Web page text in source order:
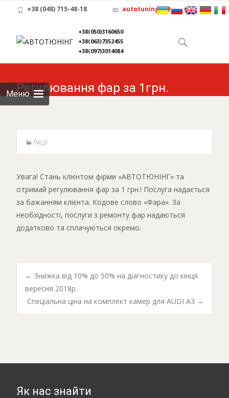
+38 (048) 715-48-18 autotuning-x@ukr.net
+38(050)3160650
+38(063)7352455
+38(097)3014084
Меню
content
Найти:
Регулювання фар за 1грн.
Акції
Увага! Стань клієнтом фірми «АВТОТЮНІНГ» та
отримай регулювання фар за 1 грн.! Послуга надається
за бажанням клієнта. Кодове слово «Фара». За
необхідності, послуги з ремонту фар надаються
додатково та сплачуються окремо.
Post navigation
← Знижка від 10% до 50% на діагностику до кінця
вересня 2018р.
Спеціальна ціна на комплект камер для AUDI A3 →
Як нас знайти